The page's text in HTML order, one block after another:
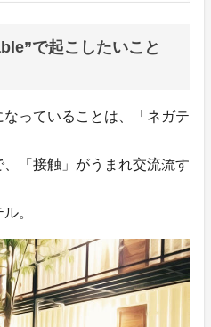
で起こしたいこと
なっていることは、「ネガテ
「接触」がうまれ交流流す
。